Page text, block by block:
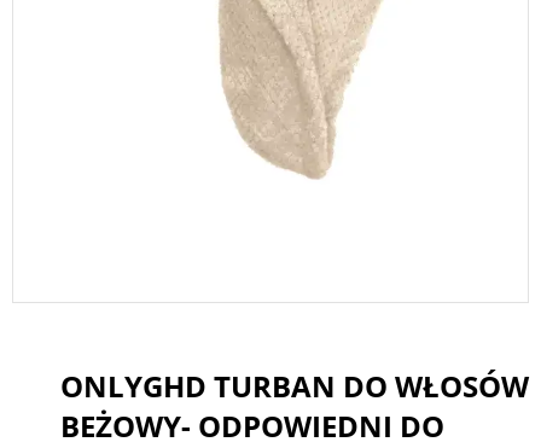
ONLYGHD TURBAN DO WŁOSÓW
BEŻOWY- ODPOWIEDNI DO